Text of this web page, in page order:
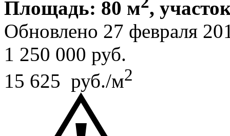
Площадь: 80 м ,
Обновлено 27 февраля
1 250 000 руб.
15 625 руб./м2